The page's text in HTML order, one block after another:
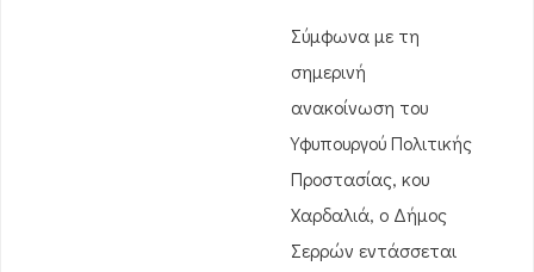
Σύμφωνα με τη
σημερινή
ανακοίνωση του
Υφυπουργού Πολιτικής
Προστασίας, κου
Χαρδαλιά, ο Δήμος
Σερρών εντάσσεται